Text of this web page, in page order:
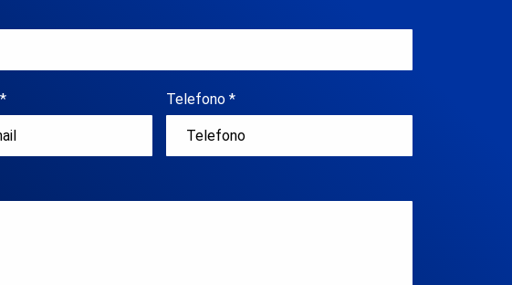
Telefono *